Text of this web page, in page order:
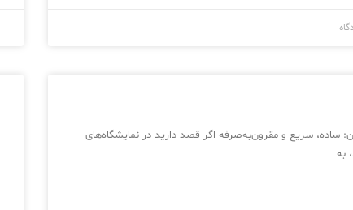
ساده، سریع و مقرون‌به‌صرفه اگر قصد دارید در نمایشگاه‌های
به